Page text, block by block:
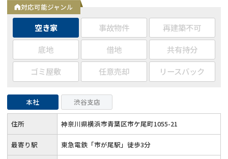
対応可能ジャンル
空き家 事故物件
再建築不可
底地
借地
共有持分
ゴミ屋敷
任意売却 リースバック
本社 渋谷支店
住所 神奈川県横浜市青葉区市ケ尾町1055-21
最寄り駅 東急電鉄「市が尾駅」徒歩3分